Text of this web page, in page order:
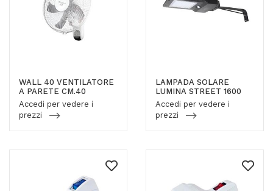
WALL 40 VENTILATORE
A PARETE CM.40
Accedi per vedere i
prezzi
LAMPADA SOLARE
LUMINA STREET 1600
Accedi per vedere i
prezzi